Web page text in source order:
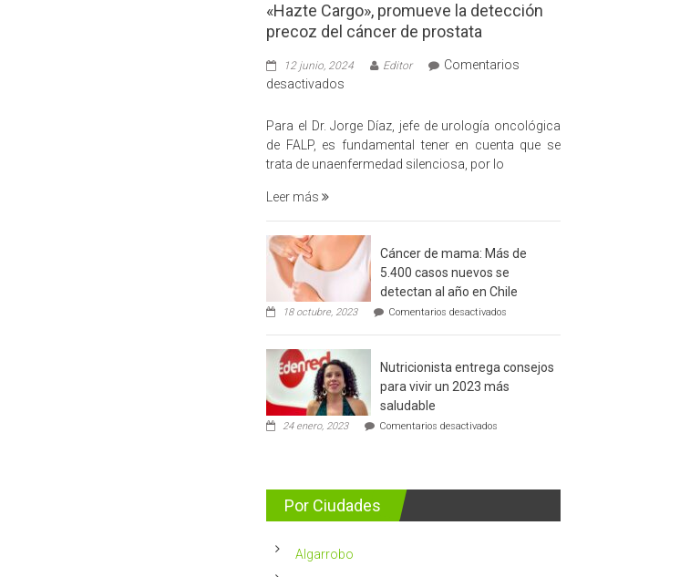
«Hazte Cargo», promueve la detección
precoz del cáncer de prostata
12 junio, 2024 Editor
Comentarios
desactivados
Cargo»,
promueve
la
del
cáncer
de
prostata
Para el Dr. Jorge Díaz, jefe de urología oncológica
de FALP, es fundamental tener en cuenta que se
trata de unaenfermedad silenciosa, por lo
Leer más
Cáncer de mama: Más de
5.400 casos nuevos se
detectan al año en Chile
18 octubre, 2023 Comentarios desactivados
de
Más
Nutricionista entrega consejos
para vivir un 2023 más
saludable
24 enero, 2023 Comentarios desactivados
2023
Por Ciudades
Algarrobo